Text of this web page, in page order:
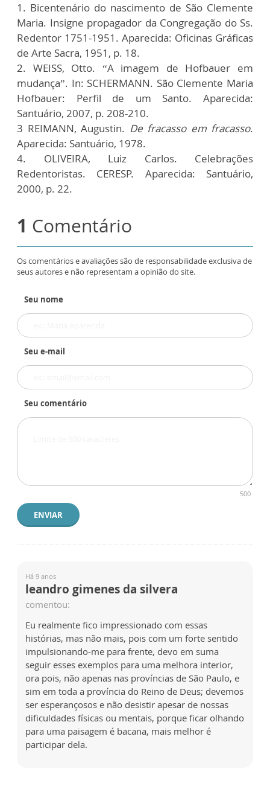
1. Bicentenário do nascimento de São Clemente
Maria. Insigne propagador da Congregação do Ss.
Redentor 1751-1951. Aparecida: Oficinas Gráficas
de Arte Sacra, 1951, p. 18.
2. WEISS, Otto. “A imagem de Hofbauer em
mudança”. In: SCHERMANN. São Clemente Maria
Hofbauer: Perfil de um Santo. Aparecida:
Santuário, 2007, p. 208-210.
3 REIMANN, Augustin. De fracasso em fracasso.
Aparecida: Santuário, 1978.
4. OLIVEIRA, Luiz Carlos. Celebrações
Redentoristas. CERESP. Aparecida: Santuário,
2000, p. 22.
1 Comentário
Os comentários e avaliações são de responsabilidade exclusiva de
seus autores e não representam a opinião do site.
Seu nome
Seu e-mail
Seu comentário
500
ENVIAR
Há 9 anos
leandro gimenes da silvera
comentou:
Eu realmente fico impressionado com essas
histórias, mas não mais, pois com um forte sentido
impulsionando-me para frente, devo em suma
seguir esses exemplos para uma melhora interior,
ora pois, não apenas nas províncias de São Paulo, e
sim em toda a província do Reino de Deus; devemos
ser esperançosos e não desistir apesar de nossas
dificuldades físicas ou mentais, porque ficar olhando
para uma paisagem é bacana, mais melhor é
participar dela.